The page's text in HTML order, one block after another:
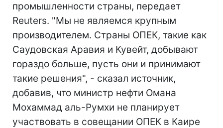
промышленности страны, передает
Reuters. "Мы не являемся крупным
производителем. Страны ОПЕК, такие как
Саудовская Аравия и Кувейт, добывают
гораздо больше, пусть они и принимают
такие решения", - сказал источник,
добавив, что министр нефти Омана
Мохаммад аль-Румхи не планирует
участвовать в совещании ОПЕК в Каире